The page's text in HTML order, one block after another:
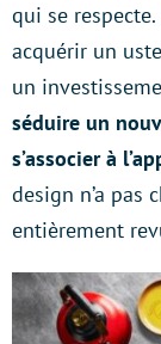
qui se
acquérir un
un
séduire un
s’associer à
design n’a pas
entièrement